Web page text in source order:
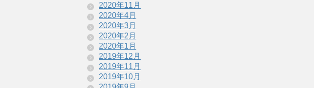
2020年11月
2020年4月
2020年3月
2020年2月
2020年1月
2019年12月
2019年11月
2019年10月